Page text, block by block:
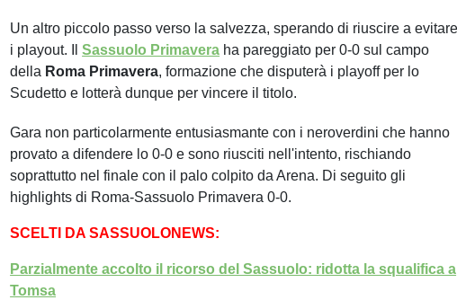
Un altro piccolo passo verso la salvezza, sperando di riuscire a evitare
i playout. IlSassuolo Primavera ha pareggiato per 0-0 sul campo
della Roma Primavera, formazione che disputerà i playoff per lo
Scudetto e lotterà dunque per vincere il titolo.
Gara non particolarmente entusiasmante con i neroverdini che hanno
provato a difendere lo 0-0 e sono riusciti nell'intento, rischiando
soprattutto nel finale con il palo colpito da Arena. Di seguito gli
highlights di Roma-Sassuolo Primavera 0-0.
SCELTI DA SASSUOLONEWS:
Parzialmente accolto il ricorso del Sassuolo: ridotta la squalifica a
Tomsa